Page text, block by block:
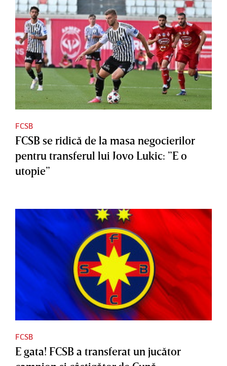
FCSB
FCSB se ridică de la masa negocierilor
pentru transferul lui Jovo Lukic: ”E o
utopie”
FCSB
E gata! FCSB a transferat un jucător